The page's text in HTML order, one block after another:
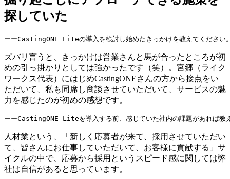
探していた
ーーCastingONE Liteの導入を検討し始めたきっかけを教えてください
ズバリ言うと、きっかけは営業さんと馬が合ったところが初
めの引っ掛かりとしては強かったです（笑）。宮郷（ライク
ワークス代表）にはじめCastingONEさんの方から接点をい
ただいて、私も同席し商談させていただいて、サービスの魅
力を感じたのが初めの感想です。
ーーCastingONE Liteを導入する前、感じていた社内の課題があれば教
人材業という、「新しく応募者が来て、採用させていただい
て、皆さんにお仕事していただいて、お客様に貢献する」サ
イクルの中で、応募から採用というスピード感に関しては弊
社は自信があると思っています。